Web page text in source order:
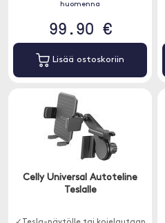
huomenna
99.90 €
Lisää ostoskoriin
Celly Universal Autoteline
Teslalle